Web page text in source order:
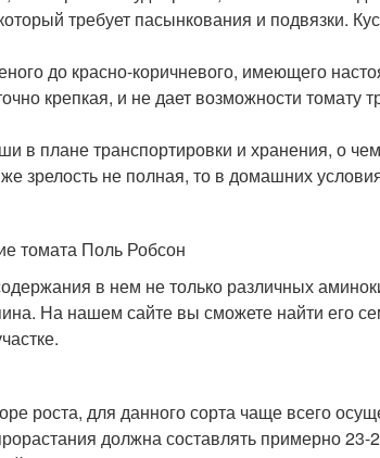
требует пасынкования и подвязки.
до красно-коричневого, имеющего
крепкая, и не дает возможности томату
в плане транспортировки и хранения, о
зрелость не полная, то в домашних
в нем не только различных
На нашем сайте вы сможете найти его
роста, для данного сорта чаще всего
должна составлять примерно 23-